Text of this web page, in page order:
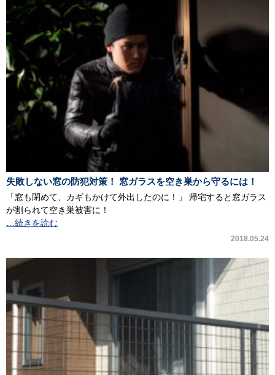
失敗しない窓の防犯対策！ 窓ガラスを空き巣から守るには！
「窓も閉めて、カギもかけて外出したのに！」 帰宅すると窓ガラス
が割られて空き巣被害に！
…続きを読む
2018.05.24